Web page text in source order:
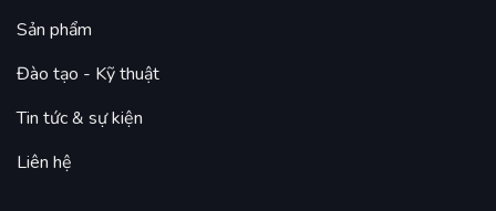
Sản phẩm
Đào tạo - Kỹ thuật
Tin tức & sự kiện
Liên hệ